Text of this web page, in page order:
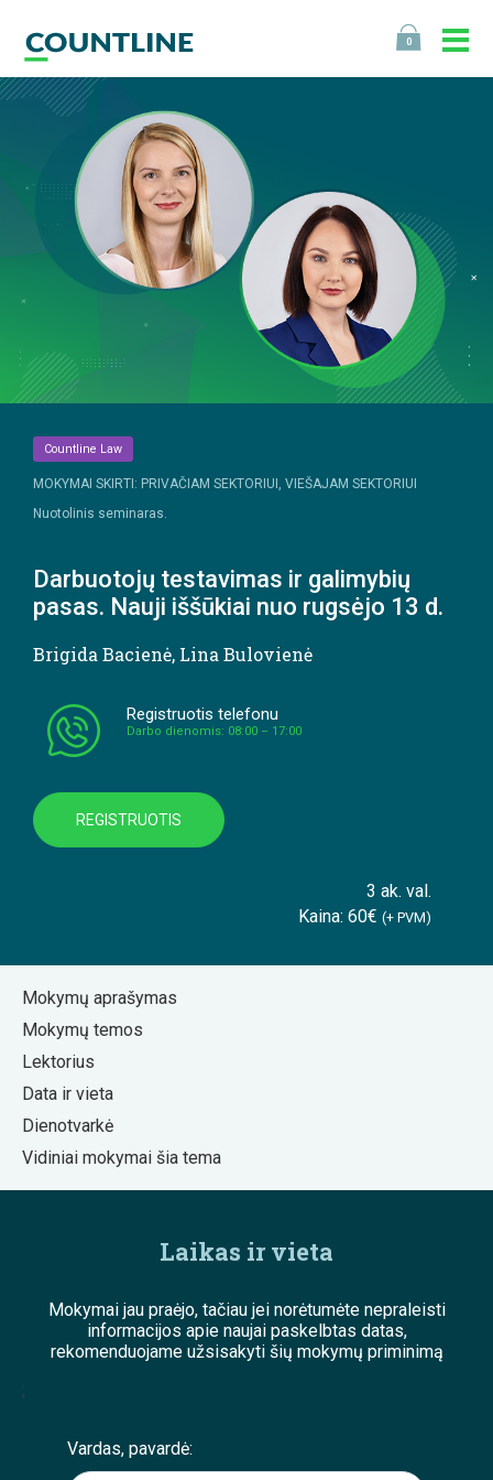
0
Countline Law
MOKYMAI SKIRTI: PRIVAČIAM SEKTORIUI, VIEŠAJAM SEKTORIUI
Nuotolinis seminaras.
Darbuotojų testavimas ir galimybių
pasas. Nauji iššūkiai nuo rugsėjo 13 d.
Brigida Bacienė, Lina Bulovienė
Registruotis telefonu
Darbo dienomis: 08:00 – 17:00
REGISTRUOTIS
3 ak. val.
Kaina: 60€ (+ PVM)
Mokymų aprašymas
Mokymų temos
Lektorius
Data ir vieta
Dienotvarkė
Vidiniai mokymai šia tema
Laikas ir vieta
Mokymai jau praėjo, tačiau jei norėtumėte nepraleisti
informacijos apie naujai paskelbtas datas,
rekomenduojame užsisakyti šių mokymų priminimą
;
Vardas, pavardė: